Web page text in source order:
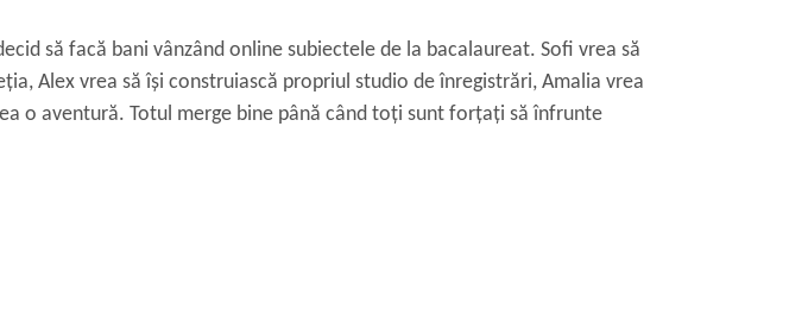
să facă bani vânzând online subiectele de la bacalaureat. Sofi vrea să
Alex vrea să își construiască propriul studio de înregistrări, Amalia vrea
o aventură. Totul merge bine până când toți sunt forțați să înfrunte